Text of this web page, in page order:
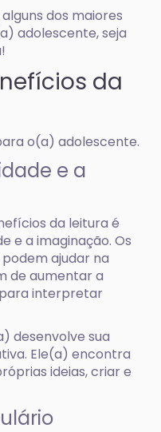
dos maiores
adolescente, seja
da
o(a) adolescente.
e a
da leitura é
e a imaginação. Os
ajudar na
de aumentar a
interpretar
desenvolve sua
Ele(a) encontra
ideias, criar e